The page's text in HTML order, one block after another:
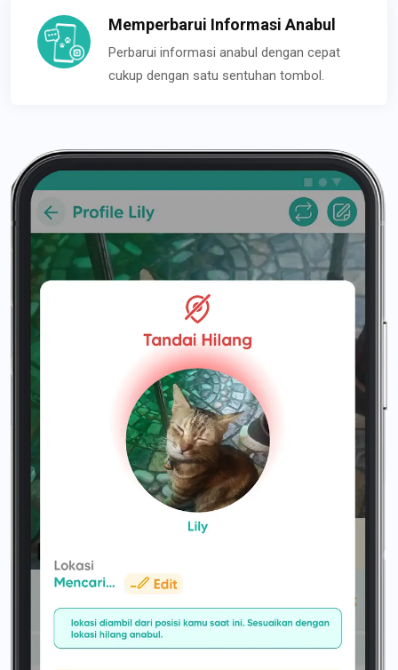
Memperbarui Informasi Anabul
Perbarui informasi anabul dengan cepat
cukup dengan satu sentuhan tombol.